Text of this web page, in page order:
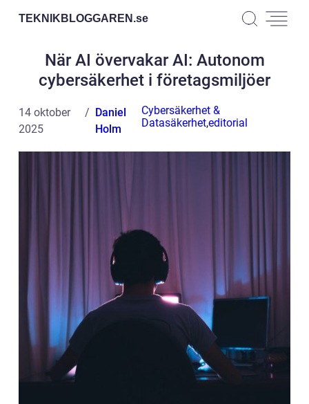
TEKNIKBLOGGAREN.se
När AI övervakar AI: Autonom
cybersäkerhet i företagsmiljöer
14 oktober
2025
Daniel
Holm
Cybersäkerhet &
Datasäkerhet,editorial